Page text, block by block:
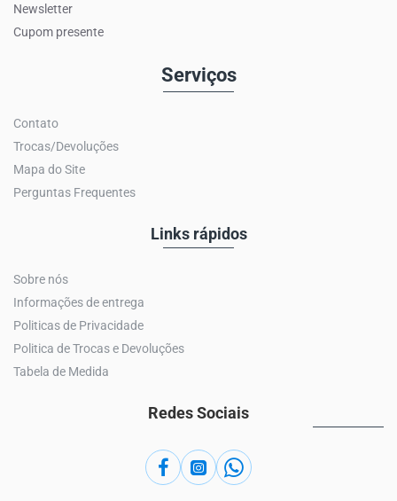
Newsletter
Cupom presente
Serviços
Contato
Trocas/Devoluções
Mapa do Site
Perguntas Frequentes
Links rápidos
Sobre nós
Informações de entrega
Politicas de Privacidade
Politica de Trocas e Devoluções
Tabela de Medida
Redes Sociais